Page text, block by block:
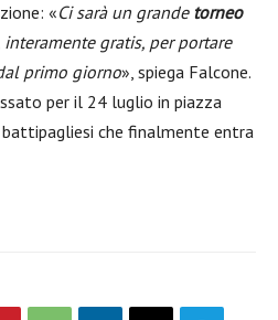
«Ci sarà un grande torneo
interamente gratis, per portare
primo giorno», spiega Falcone.
per il 24 luglio in piazza
battipagliesi che finalmente entra